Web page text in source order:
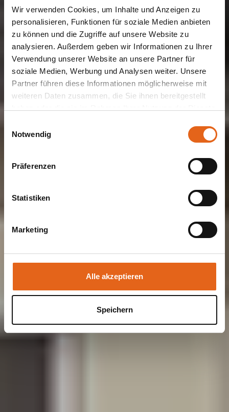
Wir verwenden Cookies, um Inhalte und Anzeigen zu
personalisieren, Funktionen für soziale Medien anbieten
zu können und die Zugriffe auf unsere Website zu
analysieren. Außerdem geben wir Informationen zu Ihrer
Verwendung unserer Website an unsere Partner für
soziale Medien, Werbung und Analysen weiter. Unsere
Partner führen diese Informationen möglicherweise mit
weiteren Daten zusammen, die Sie ihnen bereitgestellt
Bitte beachten Sie, dass einige der Partner auch Daten in
Drittländer übermitteln können, in denen möglicherweise
ein anderes Datenschutzniveau besteht als in der EU.
Übereinstimmung mit den geltenden
unsere Webseite weiterhin nutzen.
Notwendig
Präferenzen
Statistiken
Marketing
Alle akzeptieren
Speichern
ZWEIFAMILIENHAUS
Haas Z 175 B
Jetzt Angebot sichern